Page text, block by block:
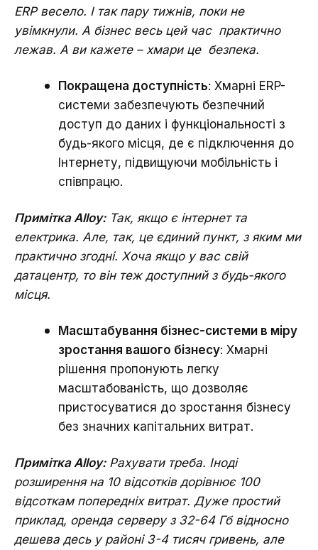
ERP весело. І так пару тижнів, поки не
увімкнули. А бізнес весь цей час практично
лежав. А ви кажете – хмари це безпека.
Покращена доступність: Хмарні ERP-
системи забезпечують безпечний
доступ до даних і функціональності з
будь-якого місця, де є підключення до
Інтернету, підвищуючи мобільність і
співпрацю.
Примітка Alloy: Так, якщо є інтернет та
електрика. Але, так, це єдиний пункт, з яким ми
практично згодні. Хоча якщо у вас свій
датацентр, то він теж доступний з будь-якого
місця.
Масштабування бізнес-системи в міру
зростання вашого бізнесу: Хмарні
рішення пропонують легку
масштабованість, що дозволяє
пристосуватися до зростання бізнесу
без значних капітальних витрат.
Примітка Alloy:Рахувати треба. Іноді
розширення на 10 відсотків дорівнює 100
відсоткам попередніх витрат. Дуже простий
приклад, оренда серверу з 32-64 Гб відносно
дешева десь у районі 3-4 тисяч гривень, але